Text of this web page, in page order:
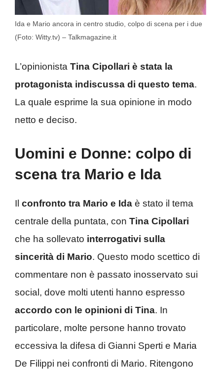
Ida e Mario ancora in centro studio, colpo di scena per i due
(Foto: Witty.tv) – Talkmagazine.it
L’opinionista Tina Cipollari è stata la
protagonista indiscussa di questo tema.
La quale esprime la sua opinione in modo
netto e deciso.
Uomini e Donne: colpo di
scena tra Mario e Ida
Il confronto tra Mario e Ida è stato il tema
centrale della puntata, con Tina Cipollari
che ha sollevato interrogativi sulla
sincerità di Mario. Questo modo scettico di
commentare non è passato inosservato sui
social, dove molti utenti hanno espresso
accordo con le opinioni di Tina. In
particolare, molte persone hanno trovato
eccessiva la difesa di Gianni Sperti e Maria
De Filippi nei confronti di Mario. Ritengono